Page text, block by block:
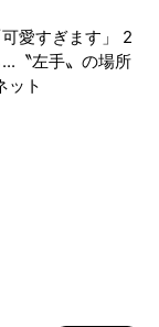
愛すぎます」 2
〝左手〟の場所
ット